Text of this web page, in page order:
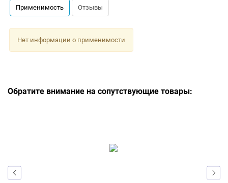
Применимость Отзывы
Нет информации о применимости
Обратите внимание на сопутствующие товары: